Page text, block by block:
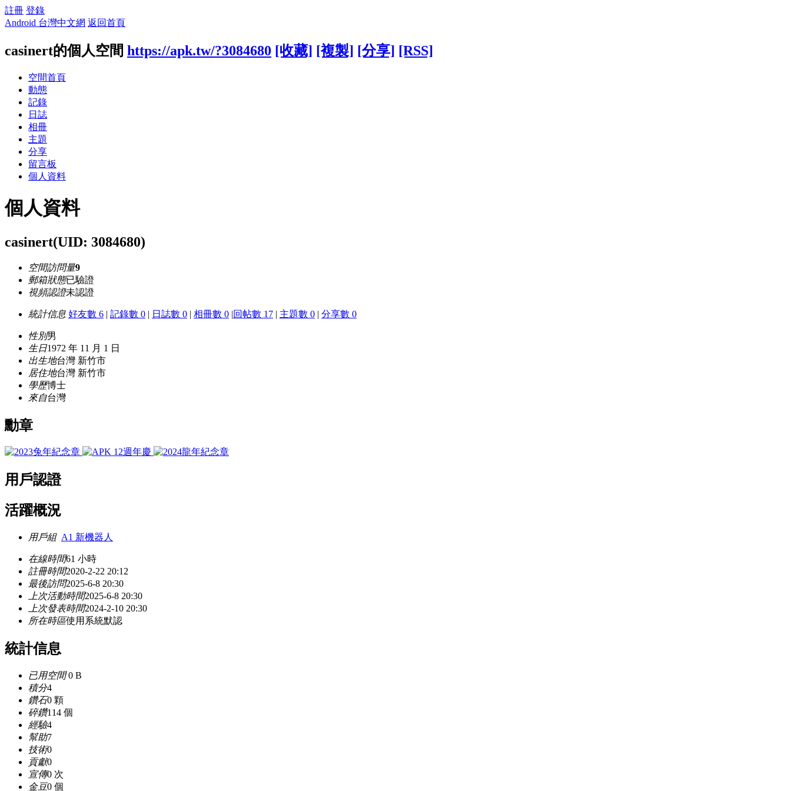
註冊 登錄
Android 台灣中文網 返回首頁
casinert的個人空間 https://apk.tw/?3084680 [收藏] [複製] [分享] [RSS]
空間首頁
動態
記錄
日誌
相冊
主題
分享
留言板
個人資料
個人資料
casinert(UID: 3084680)
空間訪問量9
郵箱狀態已驗證
視頻認證未認證
統計信息 好友數 6 | 記錄數 0 | 日誌數 0 | 相冊數 0 |回帖數 17 | 主題數 0 | 分享數 0
性別男
生日1972 年 11 月 1 日
出生地台灣 新竹市
居住地台灣 新竹市
學歷博士
來自台灣
勳章
用戶認證
活躍概況
用戶組 A1 新機器人
在線時間61 小時
註冊時間2020-2-22 20:12
最後訪問2025-6-8 20:30
上次活動時間2025-6-8 20:30
上次發表時間2024-2-10 20:30
所在時區使用系統默認
統計信息
已用空間0 B
積分4
鑽石0 顆
碎鑽114 個
經驗4
幫助7
技術0
貢獻0
宣傳0 次
金豆0 個